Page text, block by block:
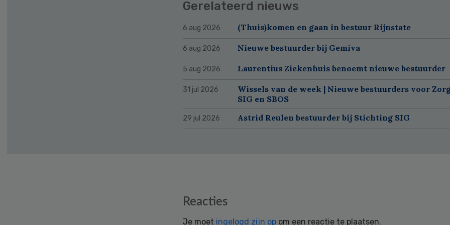
Gerelateerd nieuws
6 aug 2026 (Thuis)komen en gaan in bestuur Rijnstate
6 aug 2026 Nieuwe bestuurder bij Gemiva
5 aug 2026 Laurentius Ziekenhuis benoemt nieuwe bestuurder
31 jul 2026
Wissels van de week | Nieuwe bestuurders voor
SIG en SBOS
29 jul 2026 Astrid Reulen bestuurder bij Stichting SIG
Reacties
Je moet ingelogd zijn op om een reactie te plaatsen.